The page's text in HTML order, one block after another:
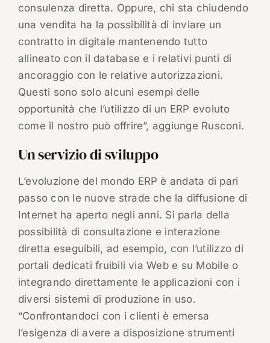
consulenza diretta. Oppure, chi sta chiudendo
una vendita ha la possibilità di inviare un
contratto in digitale mantenendo tutto
allineato con il database e i relativi punti di
ancoraggio con le relative autorizzazioni.
Questi sono solo alcuni esempi delle
opportunità che l’utilizzo di un ERP evoluto
come il nostro può offrire”, aggiunge Rusconi.
Un servizio di sviluppo
L’evoluzione del mondo ERP è andata di pari
passo con le nuove strade che la diffusione di
Internet ha aperto negli anni. Si parla della
possibilità di consultazione e interazione
diretta eseguibili, ad esempio, con l’utilizzo di
portali dedicati fruibili via Web e su Mobile o
integrando direttamente le applicazioni con i
diversi sistemi di produzione in uso.
“Confrontandoci con i clienti è emersa
l’esigenza di avere a disposizione strumenti